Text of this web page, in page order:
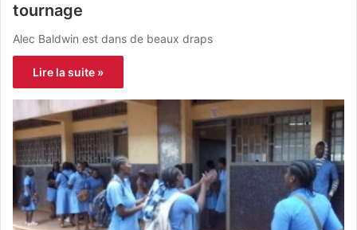
tournage
Alec Baldwin est dans de beaux draps
Lire la suite »